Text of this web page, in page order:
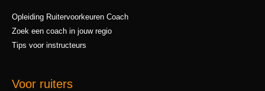
Opleiding Ruitervoorkeuren Coach
Zoek een coach in jouw regio
Tips voor instructeurs
Voor ruiters